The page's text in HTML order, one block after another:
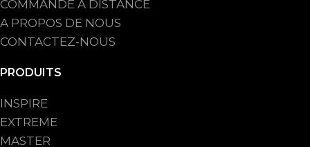
COMMANDE A DISTANCE
A PROPOS DE NOUS
CONTACTEZ-NOUS
PRODUITS
INSPIRE
EXTREME
MASTER